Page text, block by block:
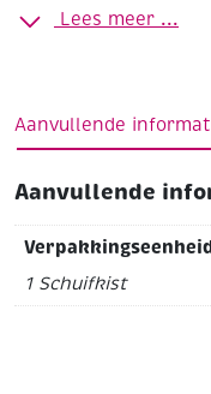
goede kleurafgifte
Stift 3,7 mm * In
shuiflades en
Assortiment: 48
Lees meer ...
Aanvullende
Aanvullende
1 Schuifkist